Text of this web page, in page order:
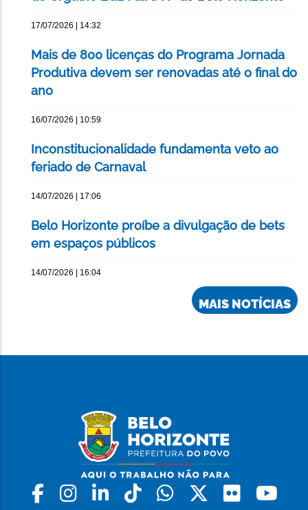
17/07/2026 | 14:32
Mais de 800 licenças do Programa Jornada
Produtiva devem ser renovadas até o final do
ano
16/07/2026 | 10:59
Inconstitucionalidade fundamenta veto ao
feriado de Carnaval
14/07/2026 | 17:06
Belo Horizonte proíbe a divulgação de bets
em espaços públicos
14/07/2026 | 16:04
MAIS NOTÍCIAS
Facebook
Instagram
LinkedinTiktokWhatsapp
X Flickr